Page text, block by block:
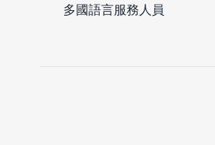
多國語言服務人員